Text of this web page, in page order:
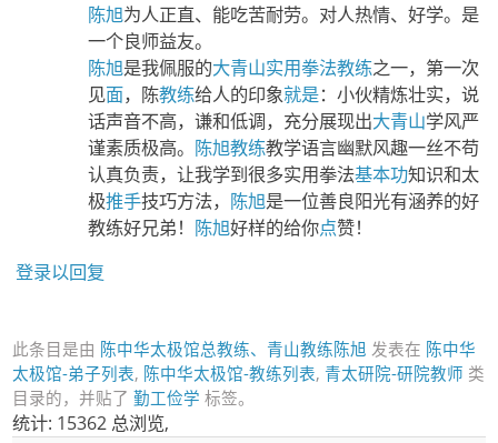
陈旭为人正直、能吃苦耐劳。对人热情、好学。是
一个良师益友。
陈旭是我佩服的大青山实用拳法教练之一，第一次
见面，陈教练给人的印象就是：小伙精炼壮实，说
话声音不高，谦和低调，充分展现出大青山学风严
谨素质极高。 陈旭教练教学语言幽默风趣一丝不苟
认真负责，让我学到很多实用拳法基本功知识和太
极推手技巧方法， 陈旭是一位善良阳光有涵养的好
教练好兄弟！ 陈旭好样的给你点赞！
登录以回复
此条目是由 陈中华太极馆总教练、青山教练陈旭 发表在 陈中华
太极馆-弟子列表, 陈中华太极馆-教练列表,青太研院-研院教师 类
目录的，并贴了勤工俭学 标签。
统计: 15362 总浏览,